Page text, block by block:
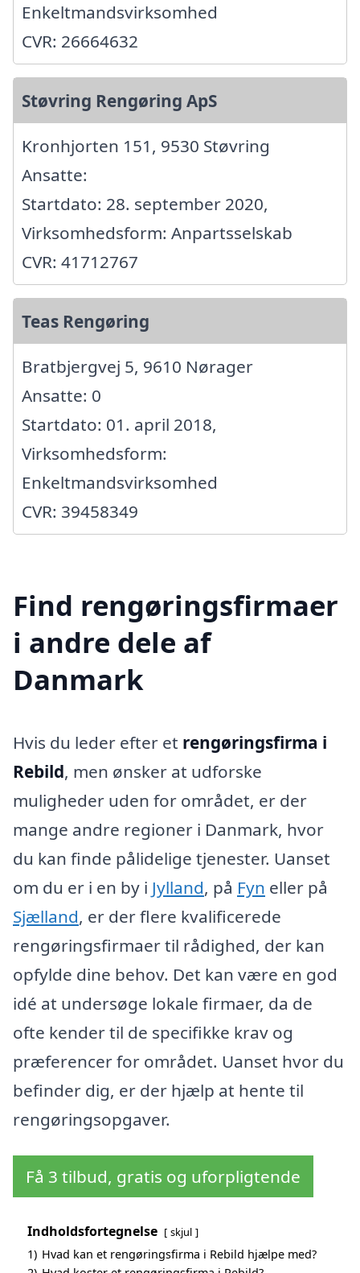
Enkeltmandsvirksomhed
CVR: 26664632
Støvring Rengøring ApS
Kronhjorten 151, 9530 Støvring
Ansatte:
Startdato: 28. september 2020,
Virksomhedsform: Anpartsselskab
CVR: 41712767
Teas Rengøring
Bratbjergvej 5, 9610 Nørager
Ansatte: 0
Startdato: 01. april 2018,
Virksomhedsform:
Enkeltmandsvirksomhed
CVR: 39458349
Find rengøringsfirmaer
i andre dele af
Danmark
Hvis du leder efter et rengøringsfirma i
Rebild, men ønsker at udforske
muligheder uden for området, er der
mange andre regioner i Danmark, hvor
du kan finde pålidelige tjenester. Uanset
om du er i en by i Jylland, på Fyn eller på
Sjælland, er der flere kvalificerede
rengøringsfirmaer til rådighed, der kan
opfylde dine behov. Det kan være en god
idé at undersøge lokale firmaer, da de
ofte kender til de specifikke krav og
præferencer for området. Uanset hvor du
befinder dig, er der hjælp at hente til
rengøringsopgaver.
Få 3 tilbud, gratis og uforpligtende
Indholdsfortegnelse skjul
1) Hvad kan et rengøringsfirma i Rebild hjælpe med?